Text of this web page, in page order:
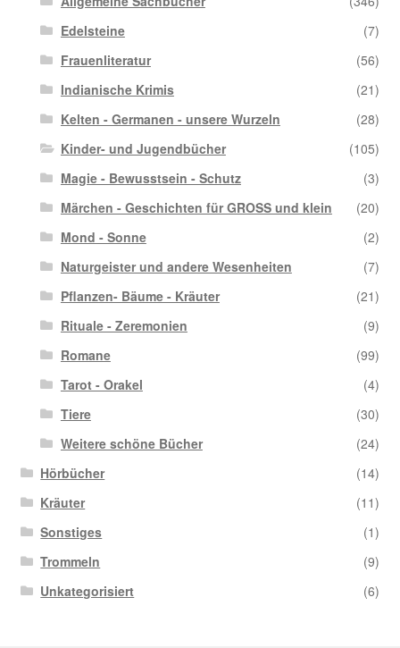
Edelsteine
(7)
Frauenliteratur
(56)
Indianische Krimis
(21)
Kelten - Germanen - unsere Wurzeln
(28)
Kinder- und Jugendbücher
(105)
Magie - Bewusstsein - Schutz
(3)
Märchen - Geschichten für GROSS und klein
(20)
Mond - Sonne
(2)
Naturgeister und andere Wesenheiten
(7)
Pflanzen- Bäume - Kräuter
(21)
Rituale - Zeremonien
(9)
Romane
(99)
Tarot - Orakel
(4)
Tiere
(30)
Weitere schöne Bücher
(24)
Hörbücher
(14)
Kräuter
(11)
Sonstiges
(1)
Trommeln
(9)
Unkategorisiert
(6)